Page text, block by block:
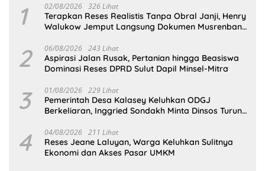
1 02/08/2026 326 Lihat
Terapkan Reses Realistis Tanpa Obral Janji, Henry
Walukow Jemput Langsung Dokumen Musrenbang
2 06/08/2026 243 Lihat
Aspirasi Jalan Rusak, Pertanian hingga Beasiswa
Dominasi Reses DPRD Sulut Dapil Minsel-Mitra
3 01/08/2026 229 Lihat
Pemerintah Desa Kalasey Keluhkan ODGJ
Berkeliaran, Inggried Sondakh Minta Dinsos Turun
4 04/08/2026 211 Lihat
Reses Jeane Laluyan, Warga Keluhkan Sulitnya
Ekonomi dan Akses Pasar UMKM